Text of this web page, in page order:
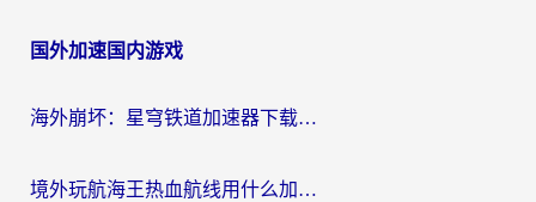
导
国外加速国内游戏
海外崩坏：星穹铁道加速器下载安装：一份给游子的终极网络指南
境外玩航海王热血航线用什么加速器？2026海外玩家实测最优方案（附欧洲问道堡垒前线加速技巧）